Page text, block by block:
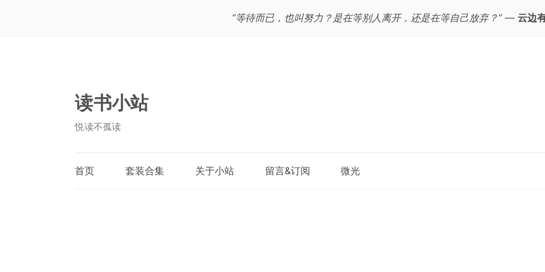
“等待而已，也叫努力？是在等别人离开，还是在等自己放弃？”— 云边
读书小站
悦读不孤读
首页 套装合集 关于小站 留言&订阅 微光